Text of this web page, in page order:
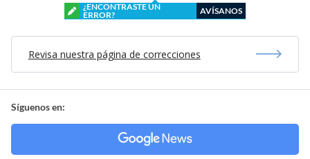
¿ENCONTRASTE UN
ERROR?
AVÍSANOS
Revisa nuestra página de correcciones
Síguenos en: